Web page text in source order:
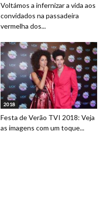
Voltámos a infernizar a vida aos
convidados na passadeira
vermelha dos...
2018
Festa de Verão TVI 2018: Veja
as imagens com um toque...